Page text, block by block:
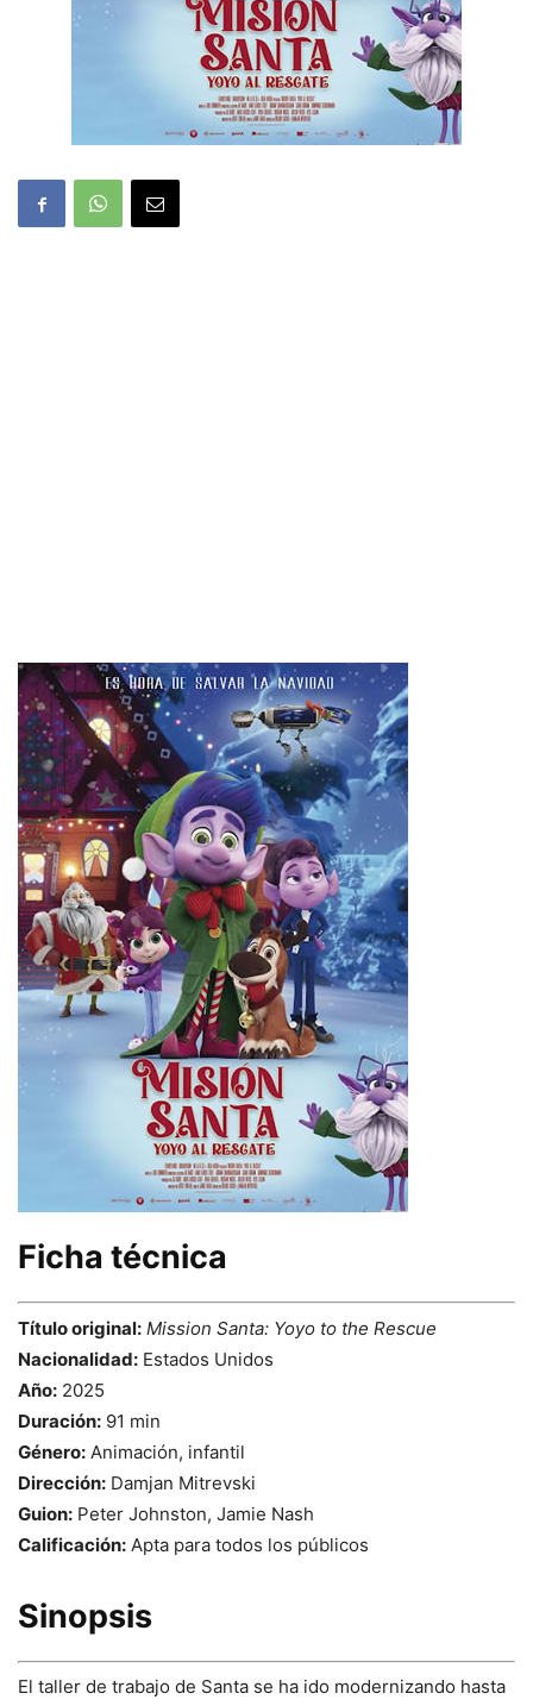
Ficha técnica
Título original: Mission Santa: Yoyo to the Rescue
Nacionalidad: Estados Unidos
Año: 2025
Duración: 91 min
Género: Animación, infantil
Dirección: Damjan Mitrevski
Guion: Peter Johnston, Jamie Nash
Calificación: Apta para todos los públicos
Sinopsis
El taller de trabajo de Santa se ha ido modernizando hasta